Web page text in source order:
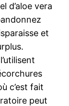
d’aloe vera
et
c’est fait
peut